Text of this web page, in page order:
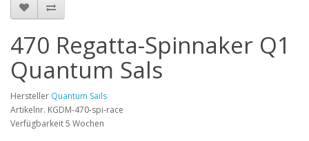
470 Regatta-Spinnaker Q1
Quantum Sals
Hersteller Quantum Sails
Artikelnr. KGDM-470-spi-race
Verfügbarkeit 5 Wochen